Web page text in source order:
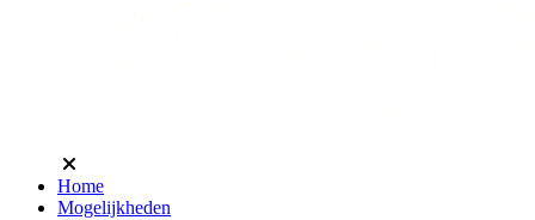
Home
Mogelijkheden